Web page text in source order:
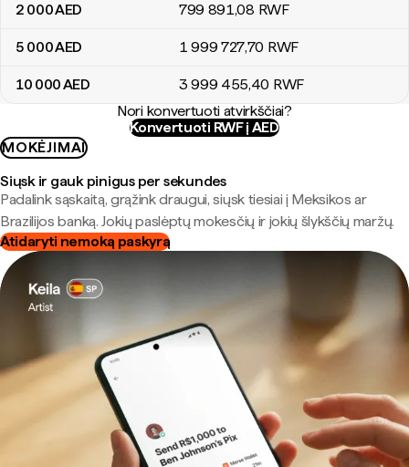
2 000AED 799 891,08 RWF
5 000AED 1 999 727,70 RWF
10 000AED 3 999 455,40 RWF
Nori konvertuoti atvirkščiai?
Konvertuoti RWF į AED
MOKĖJIMAI
Siųsk ir gauk pinigus per sekundes
Padalink sąskaitą, grąžink draugui, siųsk tiesiai į Meksikos ar
Brazilijos banką. Jokių paslėptų mokesčių ir jokių šlykščių maržų.
Atidaryti nemoką paskyrą